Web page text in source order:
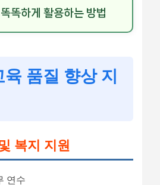
똑하게 활용하는 방법
육 품질 향상 지
복지 지원
연수